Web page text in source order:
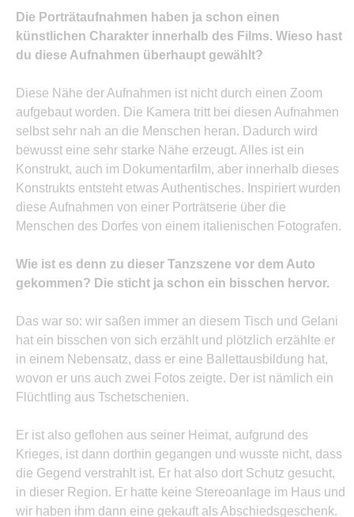
Die Porträtaufnahmen haben ja schon einen
künstlichen Charakter innerhalb des Films. Wieso hast
du diese Aufnahmen überhaupt gewählt?
Diese Nähe der Aufnahmen ist nicht durch einen Zoom
aufgebaut worden. Die Kamera tritt bei diesen Aufnahmen
selbst sehr nah an die Menschen heran. Dadurch wird
bewusst eine sehr starke Nähe erzeugt. Alles ist ein
Konstrukt, auch im Dokumentarfilm, aber innerhalb dieses
Konstrukts entsteht etwas Authentisches. Inspiriert wurden
diese Aufnahmen von einer Porträtserie über die
Menschen des Dorfes von einem italienischen Fotografen.
Wie ist es denn zu dieser Tanzszene vor dem Auto
gekommen? Die sticht ja schon ein bisschen hervor.
Das war so: wir saßen immer an diesem Tisch und Gelani
hat ein bisschen von sich erzählt und plötzlich erzählte er
in einem Nebensatz, dass er eine Ballettausbildung hat,
wovon er uns auch zwei Fotos zeigte. Der ist nämlich ein
Flüchtling aus Tschetschenien.
Er ist also geflohen aus seiner Heimat, aufgrund des
Krieges, ist dann dorthin gegangen und wusste nicht, dass
die Gegend verstrahlt ist. Er hat also dort Schutz gesucht,
in dieser Region. Er hatte keine Stereoanlage im Haus und
wir haben ihm dann eine gekauft als Abschiedsgeschenk.